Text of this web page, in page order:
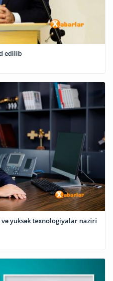
edilib
yüksək texnologiyalar naziri